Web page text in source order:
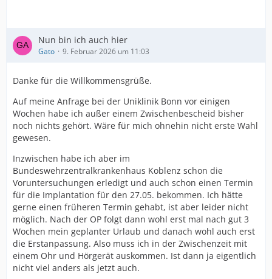
Nun bin ich auch hier
Gato 9. Februar 2026 um 11:03
Danke für die Willkommensgrüße.
Auf meine Anfrage bei der Uniklinik Bonn vor einigen
Wochen habe ich außer einem Zwischenbescheid bisher
noch nichts gehört. Wäre für mich ohnehin nicht erste Wahl
gewesen.
Inzwischen habe ich aber im
Bundeswehrzentralkrankenhaus Koblenz schon die
Voruntersuchungen erledigt und auch schon einen Termin
für die Implantation für den 27.05. bekommen. Ich hätte
gerne einen früheren Termin gehabt, ist aber leider nicht
möglich. Nach der OP folgt dann wohl erst mal nach gut 3
Wochen mein geplanter Urlaub und danach wohl auch erst
die Erstanpassung. Also muss ich in der Zwischenzeit mit
einem Ohr und Hörgerät auskommen. Ist dann ja eigentlich
nicht viel anders als jetzt auch.